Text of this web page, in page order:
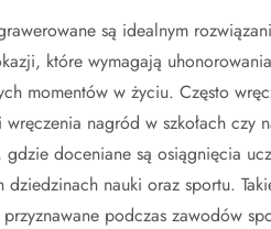
są idealnym
które wymagają
momentów w życiu. Często
nagród w szkołach czy
gdzie doceniane są osiągnięcia
dziedzinach nauki oraz sportu.
podczas zawodów